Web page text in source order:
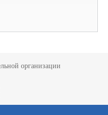
организации